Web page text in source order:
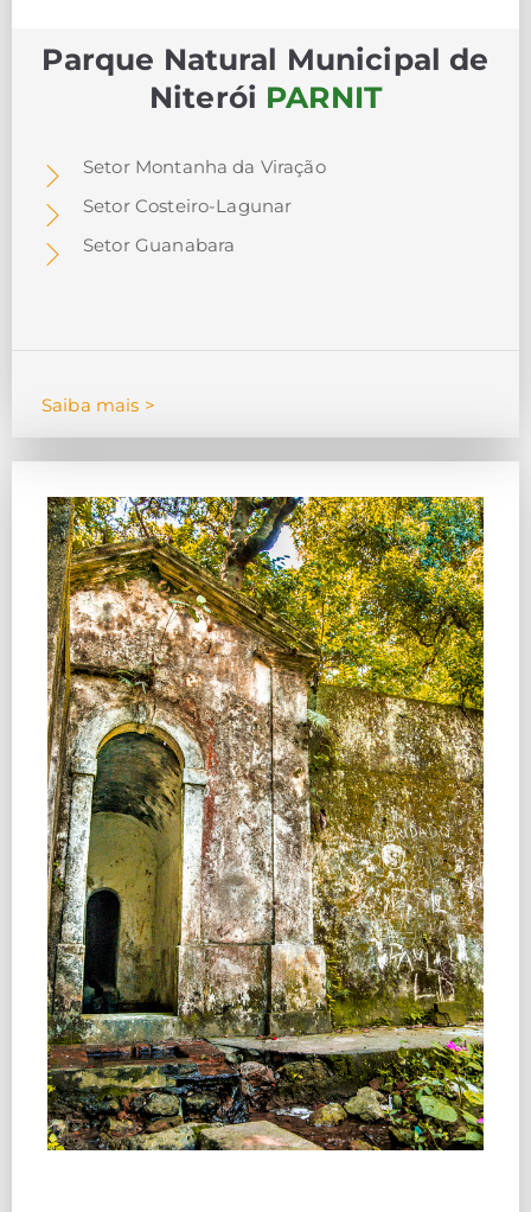
Parque Natural Municipal de
Niterói PARNIT
Setor Montanha da Viração
Setor Costeiro-Lagunar
Setor Guanabara
Saiba mais >